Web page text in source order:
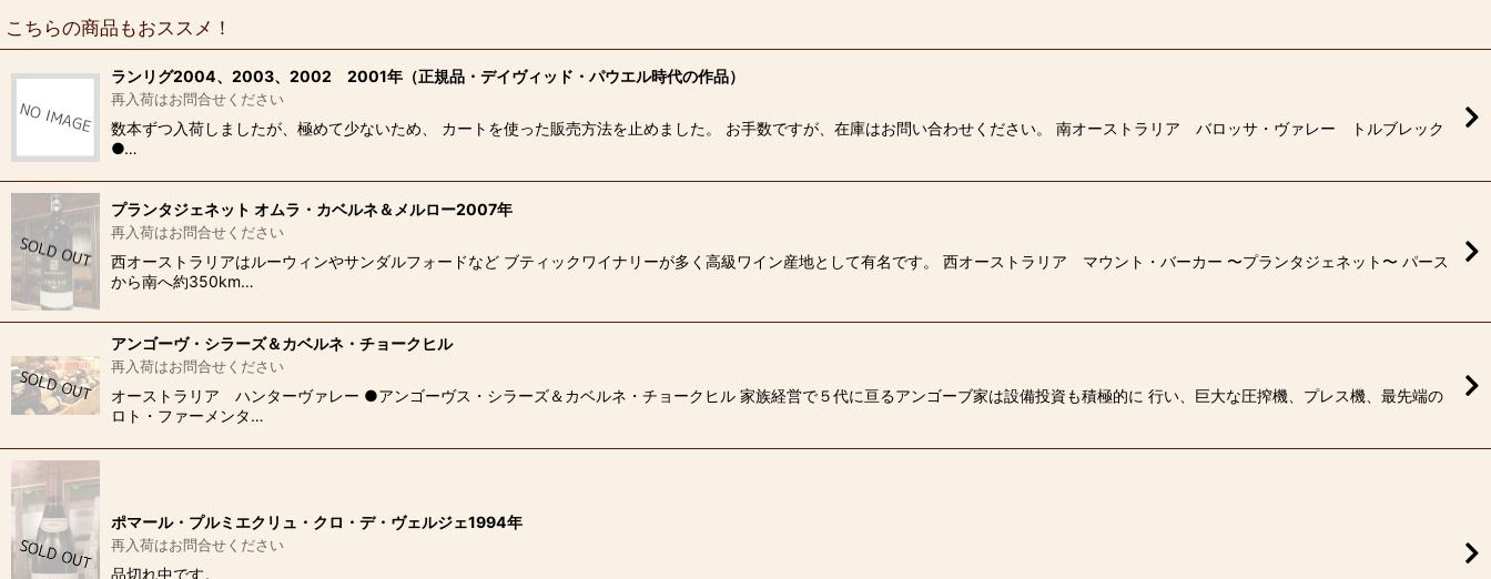
こちらの商品もおススメ！
ランリグ2004、2003、2002 2001年（正規品・デイヴィッド・パウエル時代の作品）
再入荷はお問合せください
数本ずつ入荷しましたが、極めて少ないため、 カートを使った販売方法を止めました。 お手数ですが、在庫はお問い合わせください。 南オーストラリア バロッサ・ヴァレー トルブレック
●…
プランタジェネット オムラ・カベルネ＆メルロー2007年
再入荷はお問合せください
西オーストラリアはルーウィンやサンダルフォードなど ブティックワイナリーが多く高級ワイン産地として有名です。 西オーストラリア マウント・バーカー 〜プランタジェネット〜 パース
から南へ約350km…
アンゴーヴ・シラーズ＆カベルネ・チョークヒル
再入荷はお問合せください
オーストラリア ハンターヴァレー ●アンゴーヴス・シラーズ＆カベルネ・チョークヒル 家族経営で５代に亘るアンゴーブ家は設備投資も積極的に 行い、巨大な圧搾機、プレス機、最先端の
ロト・ファーメンタ…
ポマール・プルミエクリュ・クロ・デ・ヴェルジェ1994年
再入荷はお問合せください
品切れ中です。